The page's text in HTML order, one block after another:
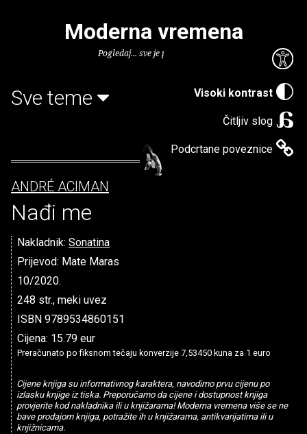
Visoki kontrast
Čitljiv slog
Podcrtane poveznice
Moderna vremena
Pogledaj... sve je puno knjiga.
Sve teme
ANDRÉ ACIMAN
Nađi me
Nakladnik: Sonatina
Prijevod: Mate Maras
10/2020.
248 str., meki uvez
ISBN 9789534860151
Cijena: 15.79 eur
Preračunato po fiksnom tečaju konverzije 7,53450 kuna za 1 euro
Cijene knjiga su informativnog karaktera, navodimo prvu cijenu po
izlasku knjige iz tiska. Preporučamo da cijene i dostupnost knjiga
provjerite kod nakladnika ili u knjižarama! Moderna vremena više se ne
bave prodajom knjiga, potražite ih u knjižarama, antikvarijatima ili u
knjižnicama.